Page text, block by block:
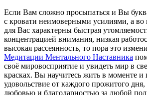
Если Вам сложно просыпаться и Вы
с кровати неимоверными усилиями, а во
для Вас характерны быстрая
концентрацией внимания, низкая
высокая рассеянность, то пора это
Медитации Ментального Наставника
своё мировосприятие и увидеть мир в
красках. Вы научитесь жить в моменте и
удовольствие от каждого прожитого
любовью и благодарностью за любой